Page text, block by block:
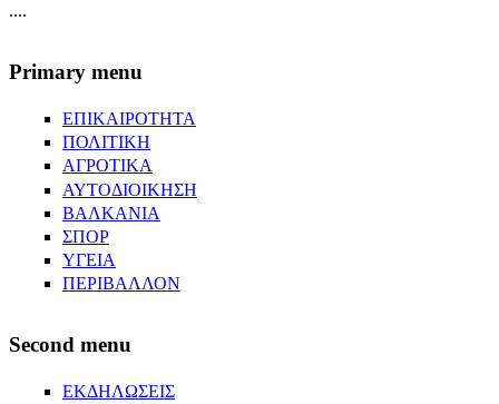
....
Primary menu
ΕΠΙΚΑΙΡΟΤΗΤΑ
ΠΟΛΙΤΙΚΗ
ΑΓΡΟΤΙΚΑ
ΑΥΤΟΔΙΟΙΚΗΣΗ
ΒΑΛΚΑΝΙΑ
ΣΠΟΡ
ΥΓΕΙΑ
ΠΕΡΙΒΑΛΛΟΝ
Second menu
ΕΚΔΗΛΩΣΕΙΣ